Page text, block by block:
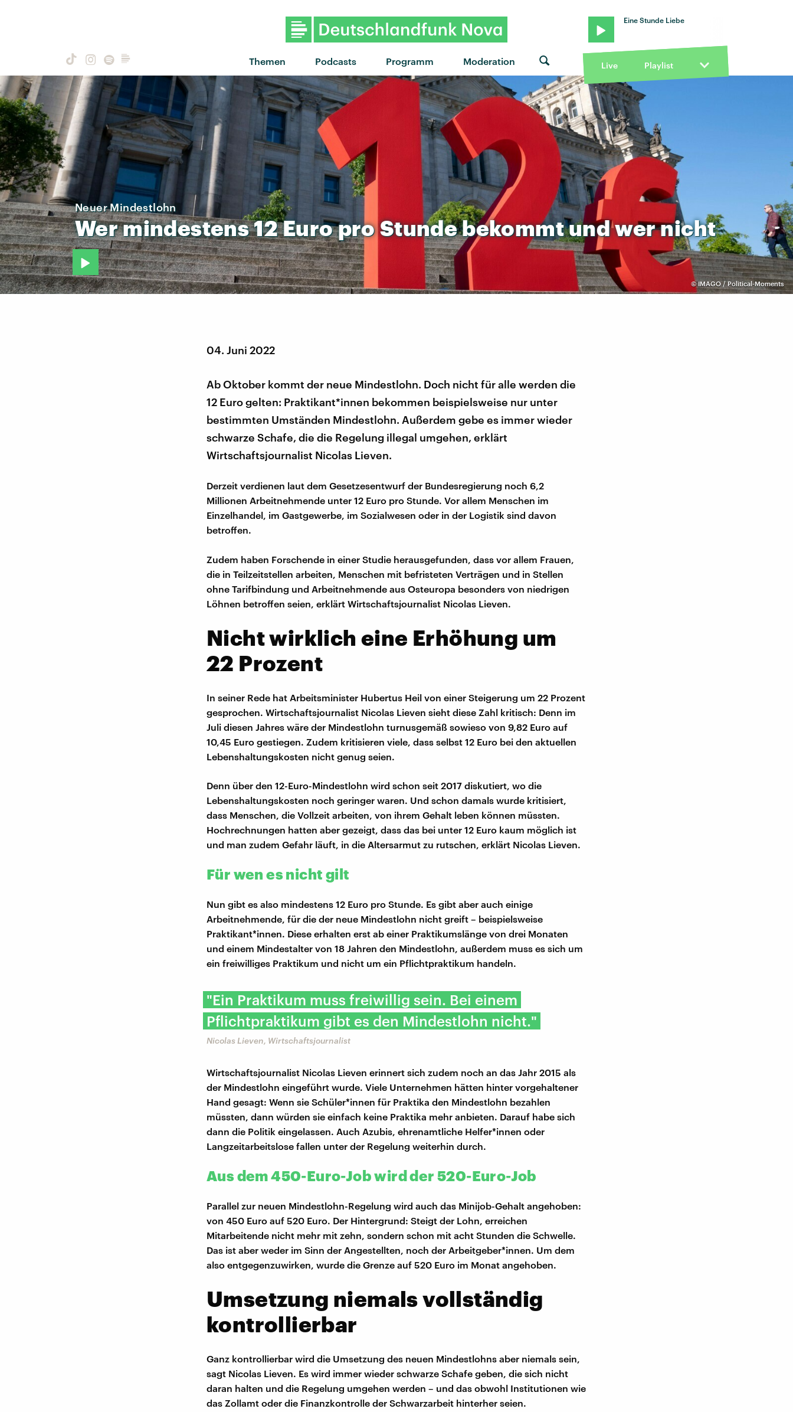
Themen Podcasts Programm Moderation
Eine Stunde Liebe
Live Playlist
©IMAGO / Political-Moments
Neuer Mindestlohn
Wermindestens12EuroproStundebekommtundwernicht
04. Juni 2022
Ab Oktober kommt der neue Mindestlohn. Doch nicht für alle werden die
12 Euro gelten: Praktikant*innen bekommen beispielsweise nur unter
bestimmten Umständen Mindestlohn. Außerdem gebe es immer wieder
schwarze Schafe, die die Regelung illegal umgehen, erklärt
Wirtschaftsjournalist Nicolas Lieven.
Derzeit verdienen laut dem Gesetzesentwurf der Bundesregierung noch 6,2
Millionen Arbeitnehmende unter 12 Euro pro Stunde. Vor allem Menschen im
Einzelhandel, im Gastgewerbe, im Sozialwesen oder in der Logistik sind davon
betroffen.
Zudem haben Forschende in einer Studie herausgefunden, dass vor allem Frauen,
die in Teilzeitstellen arbeiten, Menschen mit befristeten Verträgen und in Stellen
ohne Tarifbindung und Arbeitnehmende aus Osteuropa besonders von niedrigen
Löhnen betroffen seien, erklärt Wirtschaftsjournalist Nicolas Lieven.
Nicht wirklich eine Erhöhung um
22 Prozent
In seiner Rede hat Arbeitsminister Hubertus Heil von einer Steigerung um 22 Prozent
gesprochen. Wirtschaftsjournalist Nicolas Lieven sieht diese Zahl kritisch: Denn im
Juli diesen Jahres wäre der Mindestlohn turnusgemäß sowieso von 9,82 Euro auf
10,45 Euro gestiegen. Zudem kritisieren viele, dass selbst 12 Euro bei den aktuellen
Lebenshaltungskosten nicht genug seien.
Denn über den 12-Euro-Mindestlohn wird schon seit 2017 diskutiert, wo die
Lebenshaltungskosten noch geringer waren. Und schon damals wurde kritisiert,
dass Menschen, die Vollzeit arbeiten, von ihrem Gehalt leben können müssten.
Hochrechnungen hatten aber gezeigt, dass das bei unter 12 Euro kaum möglich ist
und man zudem Gefahr läuft, in die Altersarmut zu rutschen, erklärt Nicolas Lieven.
Für wen es nicht gilt
Nun gibt es also mindestens 12 Euro pro Stunde. Es gibt aber auch einige
Arbeitnehmende, für die der neue Mindestlohn nicht greift – beispielsweise
Praktikant*innen. Diese erhalten erst ab einer Praktikumslänge von drei Monaten
und einem Mindestalter von 18 Jahren den Mindestlohn, außerdem muss es sich um
ein freiwilliges Praktikum und nicht um ein Pflichtpraktikum handeln.
"Ein Praktikum muss freiwillig sein. Bei einem
Pflichtpraktikum gibt es den Mindestlohn nicht."
Nicolas Lieven, Wirtschaftsjournalist
Wirtschaftsjournalist Nicolas Lieven erinnert sich zudem noch an das Jahr 2015 als
der Mindestlohn eingeführt wurde. Viele Unternehmen hätten hinter vorgehaltener
Hand gesagt: Wenn sie Schüler*innen für Praktika den Mindestlohn bezahlen
müssten, dann würden sie einfach keine Praktika mehr anbieten. Darauf habe sich
dann die Politik eingelassen. Auch Azubis, ehrenamtliche Helfer*innen oder
Langzeitarbeitslose fallen unter der Regelung weiterhin durch.
Aus dem 450-Euro-Job wird der 520-Euro-Job
Parallel zur neuen Mindestlohn-Regelung wird auch das Minijob-Gehalt angehoben:
von 450 Euro auf 520 Euro. Der Hintergrund: Steigt der Lohn, erreichen
Mitarbeitende nicht mehr mit zehn, sondern schon mit acht Stunden die Schwelle.
Das ist aber weder im Sinn der Angestellten, noch der Arbeitgeber*innen. Um dem
also entgegenzuwirken, wurde die Grenze auf 520 Euro im Monat angehoben.
Umsetzung niemals vollständig
kontrollierbar
Ganz kontrollierbar wird die Umsetzung des neuen Mindestlohns aber niemals sein,
sagt Nicolas Lieven. Es wird immer wieder schwarze Schafe geben, die sich nicht
daran halten und die Regelung umgehen werden – und das obwohl Institutionen wie
das Zollamt oder die Finanzkontrolle der Schwarzarbeit hinterher seien.